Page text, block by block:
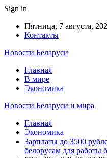
Sign in
Пятница, 7 августа,
Контакты
Новости Беларуси
Главная
В мире
Экономика
Новости Беларуси и мира
Главная
Экономика
Зарплаты до 3500
белорусам для работы